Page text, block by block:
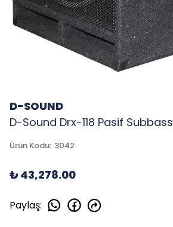
D-SOUND
D-Sound Drx-118 Pasif Subbass
Ürün Kodu: 3042
₺ 43,278.00
Paylaş: